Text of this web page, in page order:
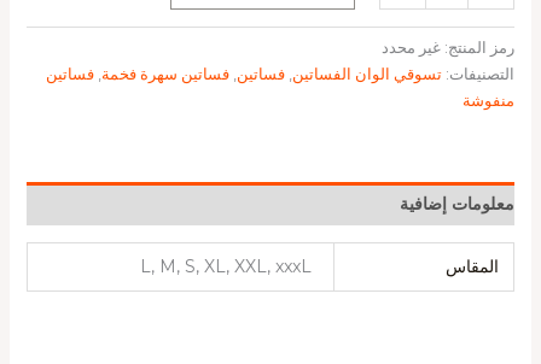
رمز المنتج: غير محدد
التصنيفات: تسوقي الوان الفساتين, فساتين, فساتين سهرة فخمة, فساتين
منفوشة
معلومات إضافية
المقاس L, M, S, XL, XXL, xxxL